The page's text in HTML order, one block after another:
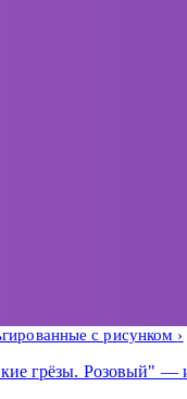
с рисунком